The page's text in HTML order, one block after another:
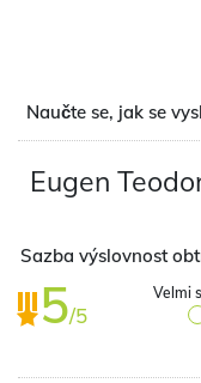
Naučte se, jak se
Eugen
Sazba výslovnost
5/5
Velmi